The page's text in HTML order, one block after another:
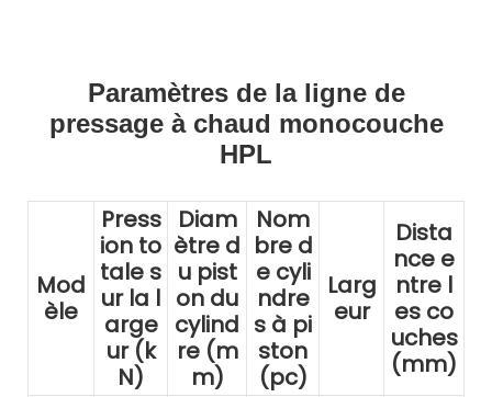
Paramètres de la ligne de
pressage à chaud monocouche
HPL
Mod
èle
Press
ion to
tale s
ur la l
arge
ur (k
N)
Diam
ètre d
u pist
on du
cylind
re (m
m)
Nom
bre d
e cyli
ndre
s à pi
ston
(pc)
Larg
eur
Dista
nce e
ntre l
es co
uches
(mm)